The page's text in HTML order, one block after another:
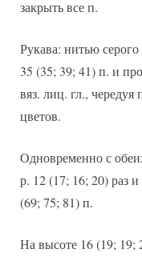
закрыть все п.
Рукава: нитью
35 (35; 39; 41) п. и
вяз. лиц. гл.,
цветов.
Одновременно с
р. 12 (17; 16; 20) раз
(69; 75; 81) п.
На высоте 16 (19;